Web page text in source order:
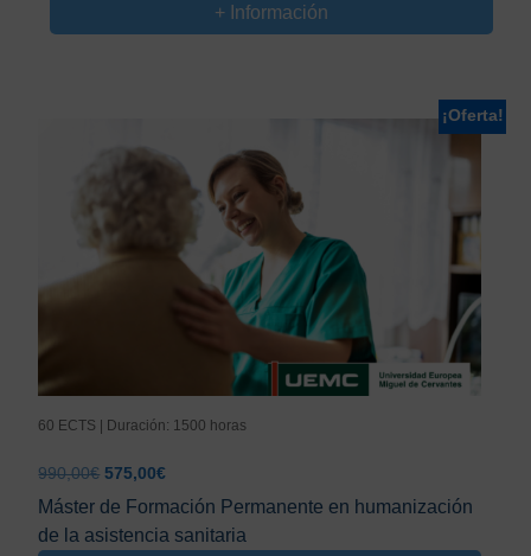
+ Información
¡Oferta!
60 ECTS | Duración: 1500 horas
990,00€ El
precio
original
era:
575,00€El
precio
actual
es:
Máster de Formación Permanente en humanización
de la asistencia sanitaria